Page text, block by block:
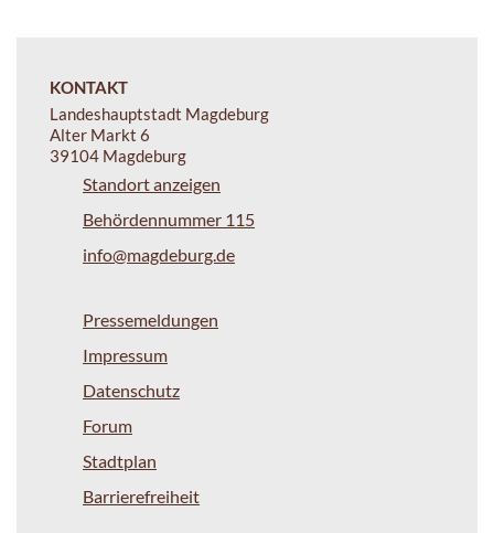
KONTAKT
Landeshauptstadt Magdeburg
Alter Markt 6
39104 Magdeburg
Standort anzeigen
Behördennummer 115
info@magdeburg.de
Pressemeldungen
Impressum
Datenschutz
Forum
Stadtplan
Barrierefreiheit